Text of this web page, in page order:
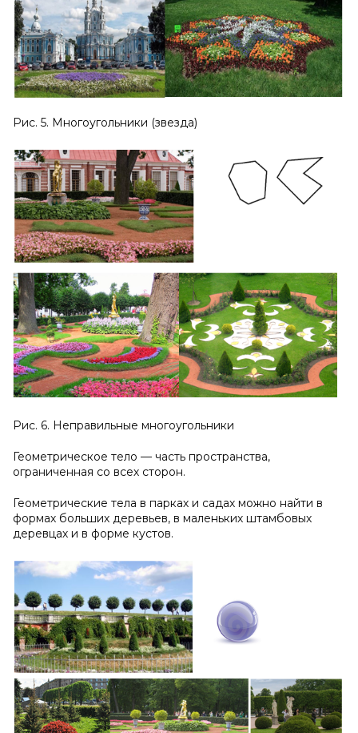
Рис. 5. Многоугольники (звезда)
Рис. 6. Неправильные многоугольники
Геометрическое тело — часть пространства,
ограниченная со всех сторон.
Геометрические тела в парках и садах можно найти в
формах больших деревьев, в маленьких штамбовых
деревцах и в форме кустов.